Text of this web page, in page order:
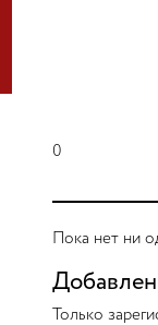
0
Пока нет ни
Только